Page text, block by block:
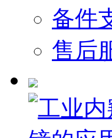
备件
售后